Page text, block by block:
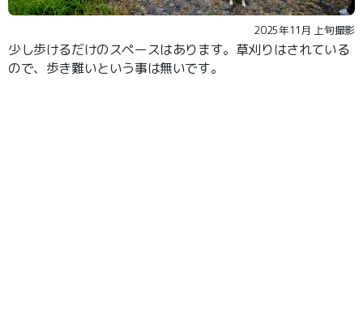
2025年11月 上旬撮影
少し歩けるだけのスペースはあります。草刈りはされている
ので、歩き難いという事は無いです。